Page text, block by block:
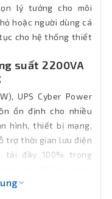
lý tưởng cho môi
hoặc người dùng cá
cho hệ thống thiết
suất 2200VA
UPS Cyber Power
ổn định cho nhiều
hình, thiết bị mạng,
trợ thời gian lưu điện
đầy 100% trong
phòng an toàn.